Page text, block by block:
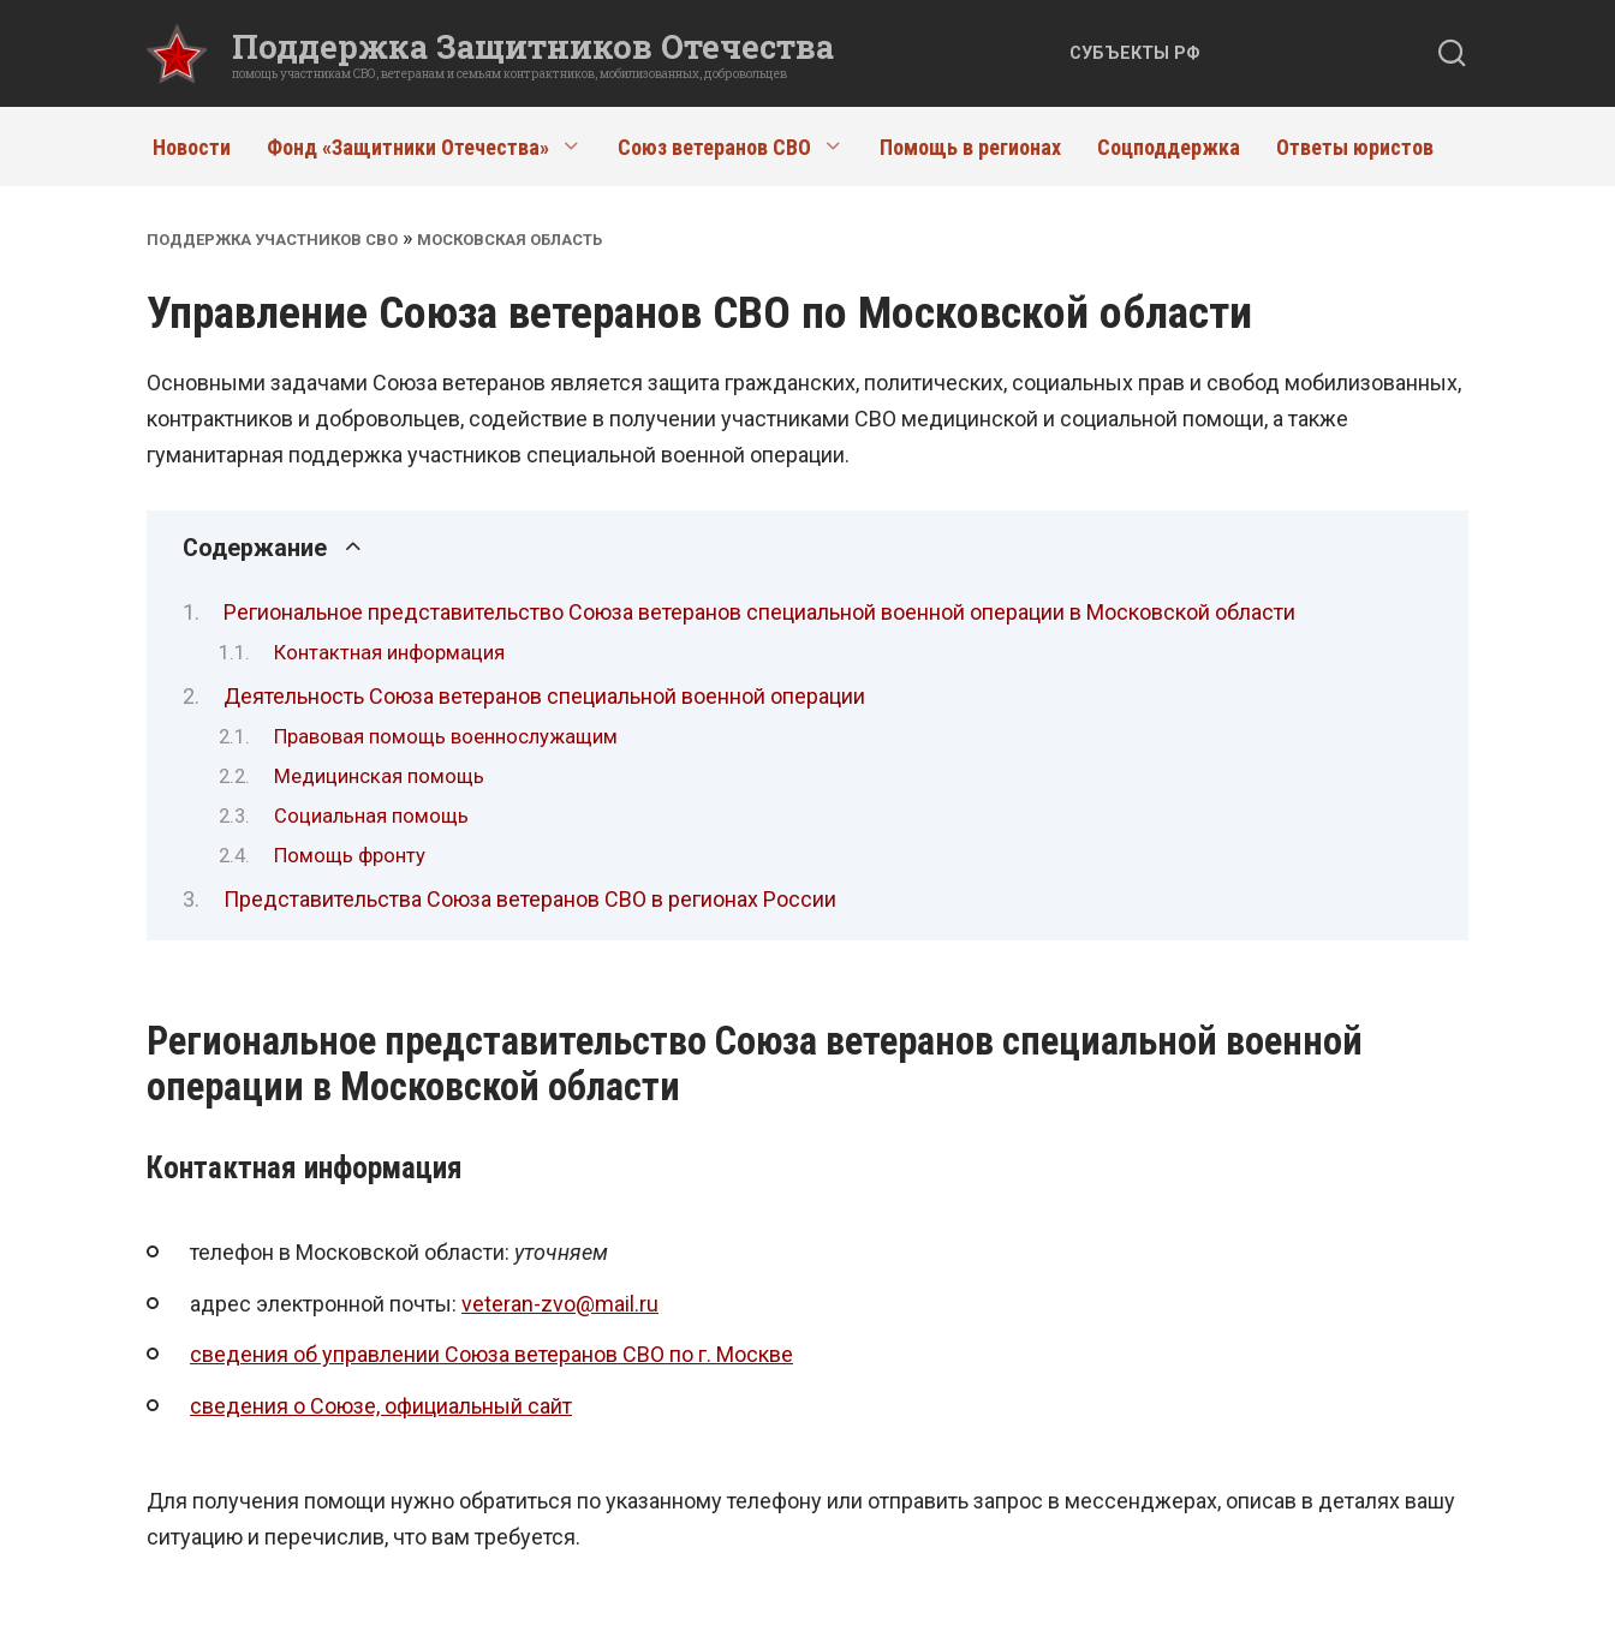
Поддержка Защитников Отечества
помощь участникам СВО, ветеранам и семьям контрактников, мобилизованных, добровольцев
СУБЪЕКТЫ РФ
Новости Фонд «Защитники Отечества» Союз ветеранов СВО Помощь в регионах Соцподдержка Ответы юристов
ПОДДЕРЖКА УЧАСТНИКОВ СВО » МОСКОВСКАЯ ОБЛАСТЬ
Управление Союза ветеранов СВО по Московской области
Основными задачами Союза ветеранов является защита гражданских, политических, социальных прав и свобод мобилизованных,
контрактников и добровольцев, содействие в получении участниками СВО медицинской и социальной помощи, а также
гуманитарная поддержка участников специальной военной операции.
Содержание
Региональное представительство Союза ветеранов специальной военной операции в Московской области
Контактная информация
Деятельность Союза ветеранов специальной военной операции
Правовая помощь военнослужащим
Медицинская помощь
Социальная помощь
Помощь фронту
Представительства Союза ветеранов СВО в регионах России
Региональное представительство Союза ветеранов специальной военной
операции в Московской области
Контактная информация
телефон в Московской области: уточняем
адрес электронной почты: veteran-zvo@mail.ru
сведения об управлении Союза ветеранов СВО по г. Москве
сведения о Союзе, официальный сайт
Для получения помощи нужно обратиться по указанному телефону или отправить запрос в мессенджерах, описав в деталях вашу
ситуацию и перечислив, что вам требуется.